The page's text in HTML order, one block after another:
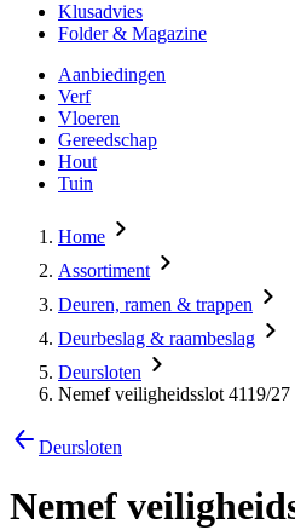
Klusadvies
Folder & Magazine
Aanbiedingen
Verf
Vloeren
Gereedschap
Hout
Tuin
Home
Assortiment
Deuren, ramen & trappen
Deurbeslag & raambeslag
Deursloten
Nemef veiligheidsslot 4119/
Deursloten
Nemef